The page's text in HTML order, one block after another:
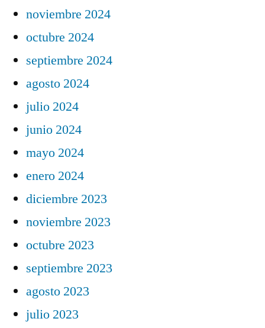
noviembre 2024
octubre 2024
septiembre 2024
agosto 2024
julio 2024
junio 2024
mayo 2024
enero 2024
diciembre 2023
noviembre 2023
octubre 2023
septiembre 2023
agosto 2023
julio 2023